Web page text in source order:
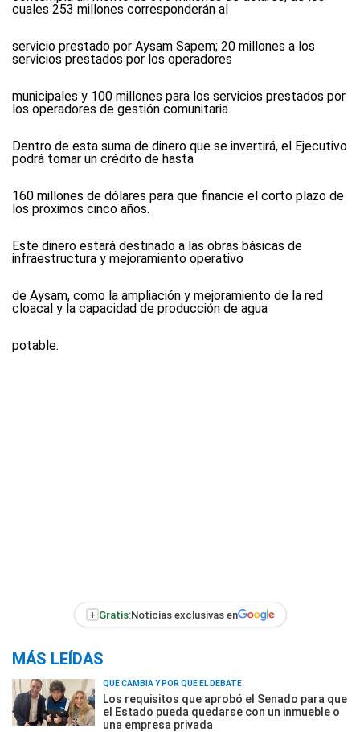
cuales 253 millones corresponderán al
servicio prestado por Aysam Sapem; 20 millones a los
servicios prestados por los operadores
municipales y 100 millones para los servicios prestados por
los operadores de gestión comunitaria.
Dentro de esta suma de dinero que se invertirá, el Ejecutivo
podrá tomar un crédito de hasta
160 millones de dólares para que financie el corto plazo de
los próximos cinco años.
Este dinero estará destinado a las obras básicas de
infraestructura y mejoramiento operativo
de Aysam, como la ampliación y mejoramiento de la red
cloacal y la capacidad de producción de agua
potable.
+ Gratis:Noticias exclusivas en
MÁS LEÍDAS
QUÉ CAMBIA Y POR QUÉ EL DEBATE
Los requisitos que aprobó el Senado para que
el Estado pueda quedarse con un inmueble o
una empresa privada